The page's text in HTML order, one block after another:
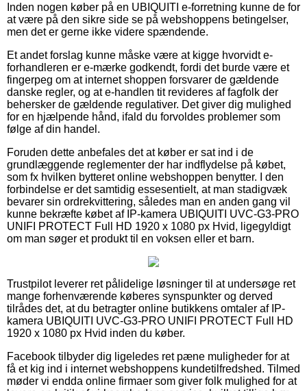
Inden nogen køber på en UBIQUITI e-forretning kunne de for
at være på den sikre side se på webshoppens betingelser,
men det er gerne ikke videre spændende.
Et andet forslag kunne måske være at kigge hvorvidt e-
forhandleren er e-mærke godkendt, fordi det burde være et
fingerpeg om at internet shoppen forsvarer de gældende
danske regler, og at e-handlen tit revideres af fagfolk der
behersker de gældende regulativer. Det giver dig mulighed
for en hjælpende hånd, ifald du forvoldes problemer som
følge af din handel.
Foruden dette anbefales det at køber er sat ind i de
grundlæggende reglementer der har indflydelse på købet,
som fx hvilken bytteret online webshoppen benytter. I den
forbindelse er det samtidig essesentielt, at man stadigvæk
bevarer sin ordrekvittering, således man en anden gang vil
kunne bekræfte købet af IP-kamera UBIQUITI UVC-G3-PRO
UNIFI PROTECT Full HD 1920 x 1080 px Hvid, ligegyldigt
om man søger et produkt til en voksen eller et barn.
Trustpilot leverer ret pålidelige løsninger til at undersøge ret
mange forhenværende køberes synspunkter og derved
tilrådes det, at du betragter online butikkens omtaler af IP-
kamera UBIQUITI UVC-G3-PRO UNIFI PROTECT Full HD
1920 x 1080 px Hvid inden du køber.
Facebook tilbyder dig ligeledes ret pæne muligheder for at
få et kig ind i internet webshoppens kundetilfredshed. Tilmed
møder vi endda online firmaer som giver folk mulighed for at